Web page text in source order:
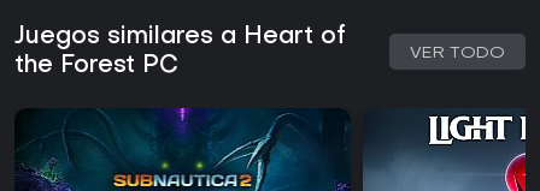
Juegos similares a Heart of
the Forest PC
VER TODO